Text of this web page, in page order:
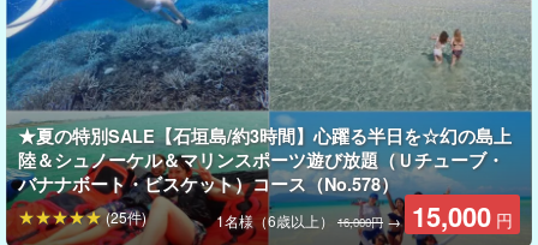
陸に戻らずアクティビティを次々楽しめるので、移動の手間があ
りません。
さらに、ボートのデッキからは絶景の海を一望でき、どこを切り
取っても“映える”写真が撮れること間違いなし！
★夏の特別SALE【石垣島/約3時間】心躍る半日を☆幻の島上
陸＆シュノーケル＆マリンスポーツ遊び放題（Ｕチューブ・
バナナボート・ビスケット）コース（No.578）
1名様（6歳以上） 16,000円 → 15,000 円
(25件)